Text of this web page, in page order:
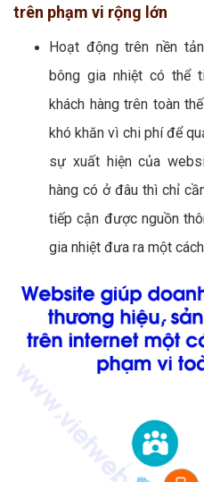
trên phạm vi rộng lớn
Hoạt động trên nền
bông gia nhiệt có thể
khách hàng trên toàn
khó khăn vì chi phí để
sự xuất hiện của
hàng có ở đâu thì chỉ
tiếp cận được nguồn
gia nhiệt đưa ra một